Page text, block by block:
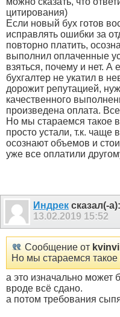
цитирования)
Если новый бух готов
исправлять ошибки за
повторно платить,
выполнил оплаченные
взяться, почему и нет. А
бухгалтер не укатил в
дорожит репутацией,
качественного
произведена оплата.
Но мы стараемся такое
просто устали, т.к. чаще
осознают объемов и
уже все оплатили
Индрек сказал(-а):
13.02.2019 15:52
Сообщение от kvinvi
Но мы стараемся такое
а это изначально может
вроде всё сдано.
а потом требования